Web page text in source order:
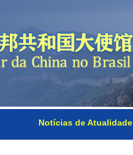
Notícias de Atualidade